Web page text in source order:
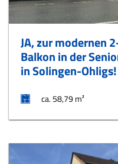
JA, zur modernen
Balkon in der
in Solingen-Ohligs!
ca. 58,79 m²